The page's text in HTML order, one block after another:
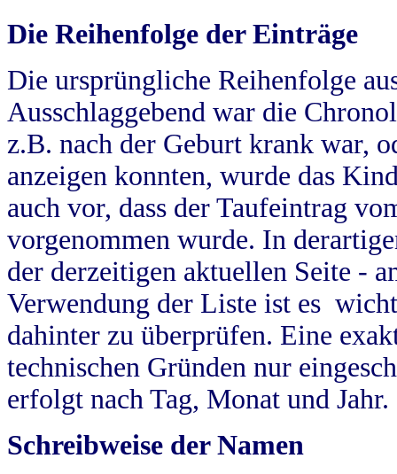
Die Reihenfolge der Einträge
Die ursprüngliche Reihenfolge
Ausschlaggebend war die
z.B. nach der Geburt krank war,
anzeigen konnten, wurde das
auch vor, dass der Taufeintrag
vorgenommen wurde. In
der derzeitigen aktuellen Seite -
Verwendung der Liste ist es
dahinter zu überprüfen. Eine
technischen Gründen nur
erfolgt nach Tag, Monat und Jahr.
Schreibweise der Namen